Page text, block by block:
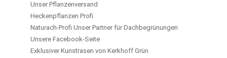
Unser Pflanzenversand
Heckenpflanzen Profi
Naturach-Profi Unser Partner für Dachbegrünungen
Unsere Facebook-Seite
Exklusiver Kunstrasen von Kerkhoff Grün